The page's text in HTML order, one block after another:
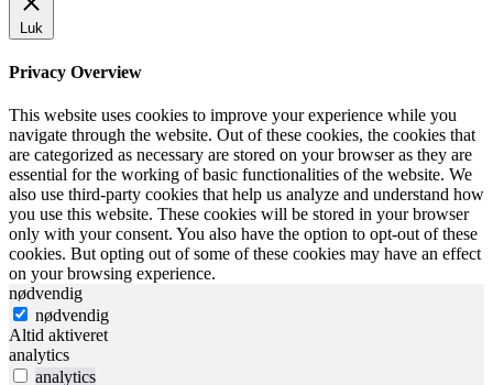
Luk
Privacy Overview
This website uses cookies to improve your experience while you
navigate through the website. Out of these cookies, the cookies that
are categorized as necessary are stored on your browser as they are
essential for the working of basic functionalities of the website. We
also use third-party cookies that help us analyze and understand how
you use this website. These cookies will be stored in your browser
only with your consent. You also have the option to opt-out of these
cookies. But opting out of some of these cookies may have an effect
on your browsing experience.
nødvendig
nødvendig
Altid aktiveret
analytics
analytics